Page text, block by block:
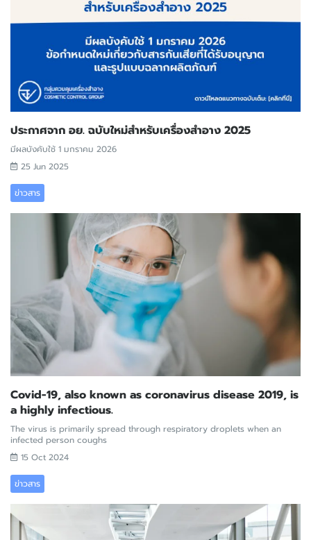
ประกาศจาก อย. ฉบับใหม่สำหรับเครื่องสำอาง 2025
มีผลบังคับใช้ 1 มกราคม 2026
25 Jun 2025
ข่าวสาร
Covid-19, also known as coronavirus disease 2019, is
a highly infectious.
The virus is primarily spread through respiratory droplets when an
infected person coughs
15 Oct 2024
ข่าวสาร